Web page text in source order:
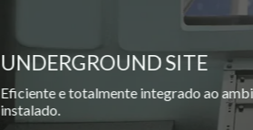
UNDERGROUND SITE
Eficiente e totalmente integrado ao
instalado.